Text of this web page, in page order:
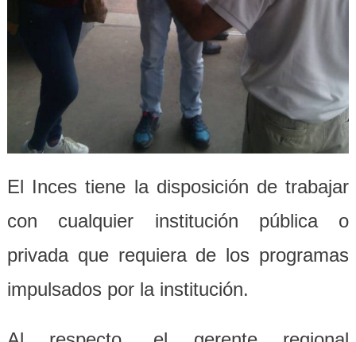
El Inces tiene la disposición de trabajar
con cualquier institución pública o
privada que requiera de los programas
impulsados por la institución.